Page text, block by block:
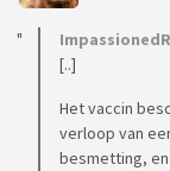
[..]
Het vaccin
verloop van
besmetting,